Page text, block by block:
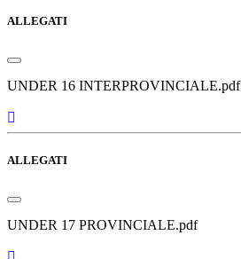
ALLEGATI
UNDER 16 INTERPROVINCIALE.pdf
ALLEGATI
UNDER 17 PROVINCIALE.pdf